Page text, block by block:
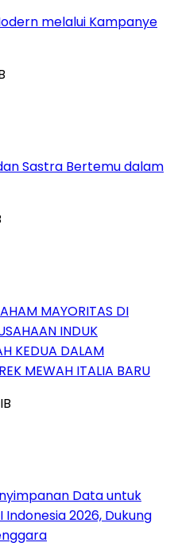
melalui Kampanye
Sastra Bertemu dalam
MAYORITAS DI
INDUK
KEDUA DALAM
MEWAH ITALIA BARU
Data untuk
Indonesia 2026, Dukung